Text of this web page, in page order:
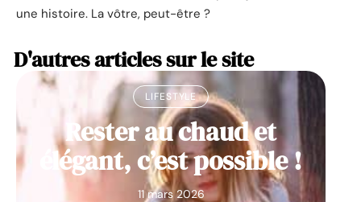
une histoire. La vôtre, peut-être ?
D'autres articles sur le site
LIFESTYLE
Rester au chaud et
élégant, c’est possible !
11 mars 2026